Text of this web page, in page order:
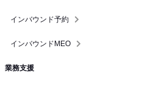
インバウンド予約
インバウンドMEO
業務支援